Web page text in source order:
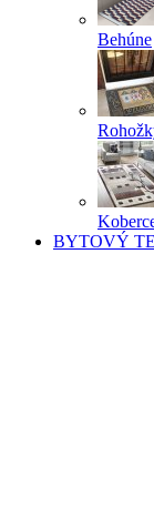
Behúne
BYTOVÝ